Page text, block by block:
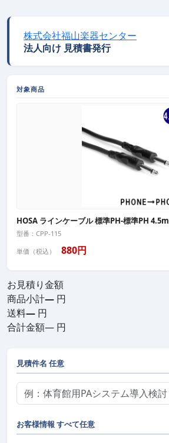
株式会社福山楽器センター
法人向け 見積書発行
対象商品
HOSA ラインケーブル 標準PH-標準PH 4.5m
型番：CPP-115
単価（税込）
880円
お見積り金額
商品小計— 円
送料— 円
合計金額— 円
見積件名 任意
お客様情報 すべて任意